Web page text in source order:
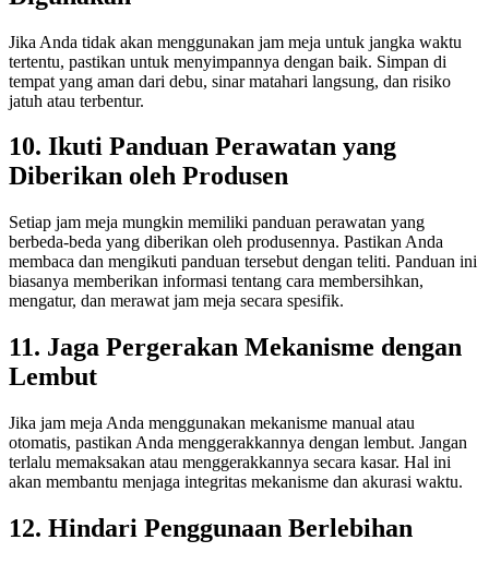
Jika Anda tidak akan menggunakan jam meja untuk jangka waktu
tertentu, pastikan untuk menyimpannya dengan baik. Simpan di
tempat yang aman dari debu, sinar matahari langsung, dan risiko
jatuh atau terbentur.
10. Ikuti Panduan Perawatan yang
Diberikan oleh Produsen
Setiap jam meja mungkin memiliki panduan perawatan yang
berbeda-beda yang diberikan oleh produsennya. Pastikan Anda
membaca dan mengikuti panduan tersebut dengan teliti. Panduan ini
biasanya memberikan informasi tentang cara membersihkan,
mengatur, dan merawat jam meja secara spesifik.
11. Jaga Pergerakan Mekanisme dengan
Lembut
Jika jam meja Anda menggunakan mekanisme manual atau
otomatis, pastikan Anda menggerakkannya dengan lembut. Jangan
terlalu memaksakan atau menggerakkannya secara kasar. Hal ini
akan membantu menjaga integritas mekanisme dan akurasi waktu.
12. Hindari Penggunaan Berlebihan